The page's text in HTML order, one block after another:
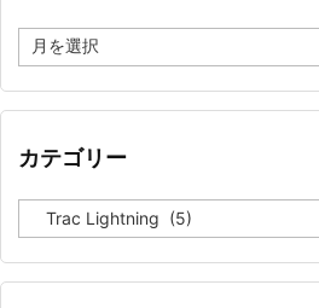
ー
イ
カテゴリー
リ